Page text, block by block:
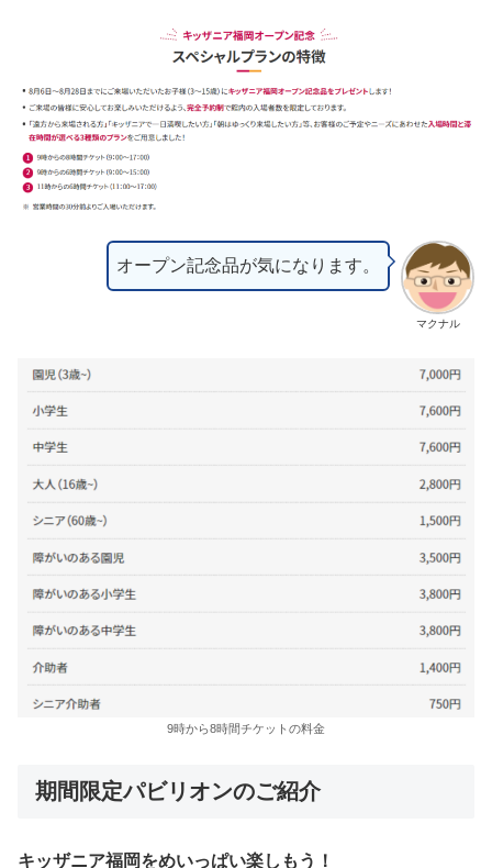
マクナル
オープン記念品が気になります。
9時から8時間チケットの料金
期間限定パビリオンのご紹介
キッザニア福岡をめいっぱい楽しもう！